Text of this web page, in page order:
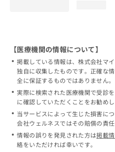
【医療機関の情報について】
掲載している情報は、株式会社マ
独自に収集したものです。正確な
全に保証するものではありません。
実際に検索された医療機関で受診
に確認していただくことをお勧めし
当サービスによって生じた損害に
会社ウェルネスではその賠償の責
情報の誤りを発見された方は掲載
絡をいただければ幸いです。